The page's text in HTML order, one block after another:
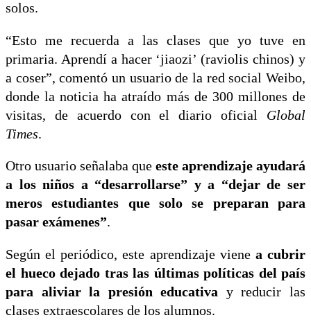
solos.
“Esto me recuerda a las clases que yo tuve en
primaria. Aprendí a hacer ‘jiaozi’ (raviolis chinos) y
a coser”, comentó un usuario de la red social Weibo,
donde la noticia ha atraído más de 300 millones de
visitas, de acuerdo con el diario oficial Global
Times.
Otro usuario señalaba que este aprendizaje ayudará
a los niños a “desarrollarse” y a “dejar de ser
meros estudiantes que solo se preparan para
pasar exámenes”.
Según el periódico, este aprendizaje vienea cubrir
el hueco dejado tras las últimas políticas del país
para aliviar la presión educativa y reducir las
clases extraescolares de los alumnos.